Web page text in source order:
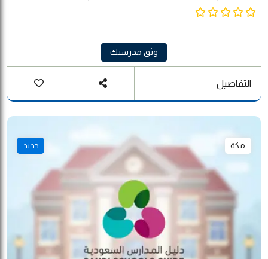
المجتمع والوطن والأمة.
وثق مدرستك
التفاصيل
مكة جديد